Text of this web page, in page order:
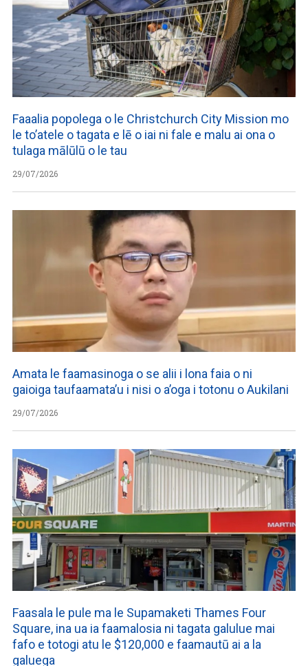
Faaalia popolega o le Christchurch City Mission mo
le to’atele o tagata e lē o iai ni fale e malu ai ona o
tulaga mālūlū o le tau
29/07/2026
Amata le faamasinoga o se alii i lona faia o ni
gaioiga taufaamata’u i nisi o a’oga i totonu o Aukilani
29/07/2026
Faasala le pule ma le Supamaketi Thames Four
Square, ina ua ia faamalosia ni tagata galulue mai
fafo e totogi atu le $120,000 e faamautū ai a la
galuega